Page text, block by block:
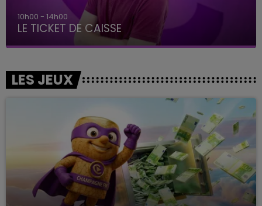
14h00 - 15h00
La Radio Pop
LES JEUX